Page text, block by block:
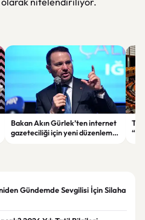
Bakan Akın Gürlek’ten internet
gazeteciliği için yeni düzenleme
Gündemde Sevgilisi İçin Silaha